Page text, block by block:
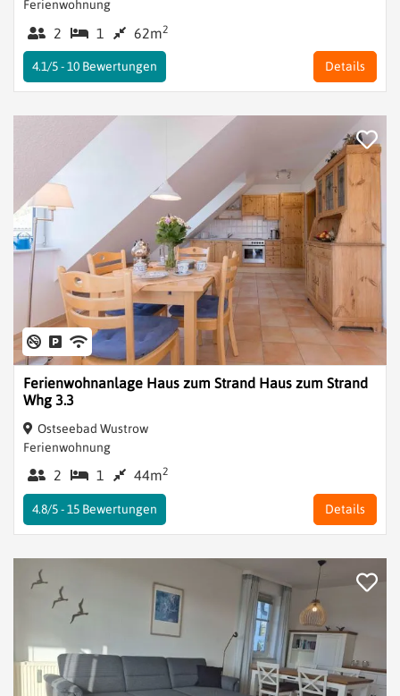
Ferienwohnung
2 1 62m2
Details
4.1/5 -10 Bewertungen
Ferienwohnanlage Haus zum Strand Haus zum Strand
Whg 3.3
Ostseebad Wustrow
Ferienwohnung
2 1 44m2
Details
4.8/5 -15 Bewertungen